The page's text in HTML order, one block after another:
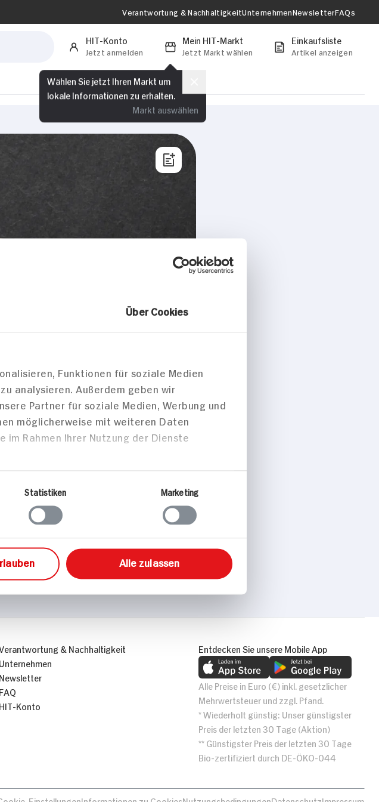
Über Cookies
Funktionen für soziale Medien
analysieren. Außerdem geben wir
Partner für soziale Medien, Werbung und
möglicherweise mit weiteren Daten
Rahmen Ihrer Nutzung der Dienste
Statistiken Marketing
Alle zulassen
Verantwortung & NachhaltigkeitUnternehmenNewsletterFAQs
HIT-Konto
Jetzt anmelden
Mein HIT-Markt
Jetzt Markt wählen
Wählen Sie jetzt Ihren Markt um
lokale Informationen zu erhalten.
Markt auswählen
Einkaufsliste
Artikel anzeigen
sortiert
& Nachhaltigkeit
Unternehmen
Newsletter
FAQ
HIT-Konto
Entdecken Sie unsere Mobile App
Alle Preise in Euro (€) inkl. gesetzlicher
Mehrwertsteuer und zzgl. Pfand.
* Wiederholt günstig: Unser günstigster
Preis der letzten 30 Tage (Aktion)
** Günstigster Preis der letzten 30 Tage
Bio-zertifiziert durch DE-ÖKO-044